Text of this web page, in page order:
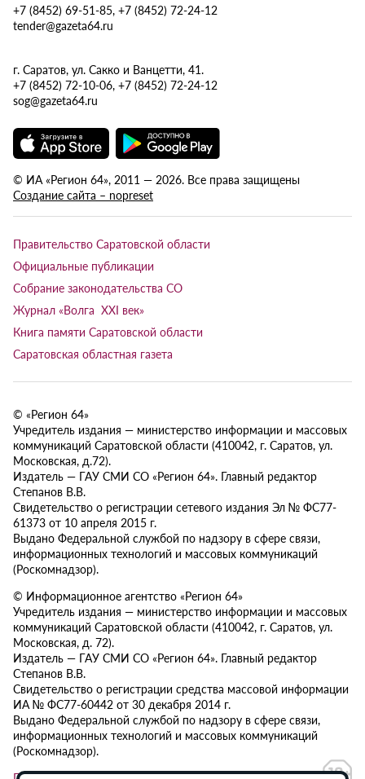
+7 (8452) 69-51-85, +7 (8452) 72-24-12
tender@gazeta64.ru
г. Саратов, ул. Сакко и Ванцетти, 41.
+7 (8452) 72-10-06, +7 (8452) 72-24-12
sog@gazeta64.ru
© ИА «Регион 64», 2011 — 2026. Все права защищены
Создание сайта – nopreset
Правительство Саратовской области
Официальные публикации
Собрание законодательства СО
Журнал «Волга XXI век»
Книга памяти Саратовской области
Саратовская областная газета
© «Регион 64»
Учредитель издания — министерство информации и массовых
коммуникаций Саратовской области (410042, г. Саратов, ул.
Московская, д.72).
Издатель — ГАУ СМИ СО «Регион 64». Главный редактор
Степанов В.В.
Свидетельство о регистрации сетевого издания Эл № ФС77-
61373 от 10 апреля 2015 г.
Выдано Федеральной службой по надзору в сфере связи,
информационных технологий и массовых коммуникаций
(Роскомнадзор).
© Информационное агентство «Регион 64»
Учредитель издания — министерство информации и массовых
коммуникаций Саратовской области (410042, г. Саратов, ул.
Московская, д. 72).
Издатель — ГАУ СМИ СО «Регион 64». Главный редактор
Степанов В.В.
Свидетельство о регистрации средства массовой информации
ИА № ФС77-60442 от 30 декабря 2014 г.
Выдано Федеральной службой по надзору в сфере связи,
информационных технологий и массовых коммуникаций
(Роскомнадзор).